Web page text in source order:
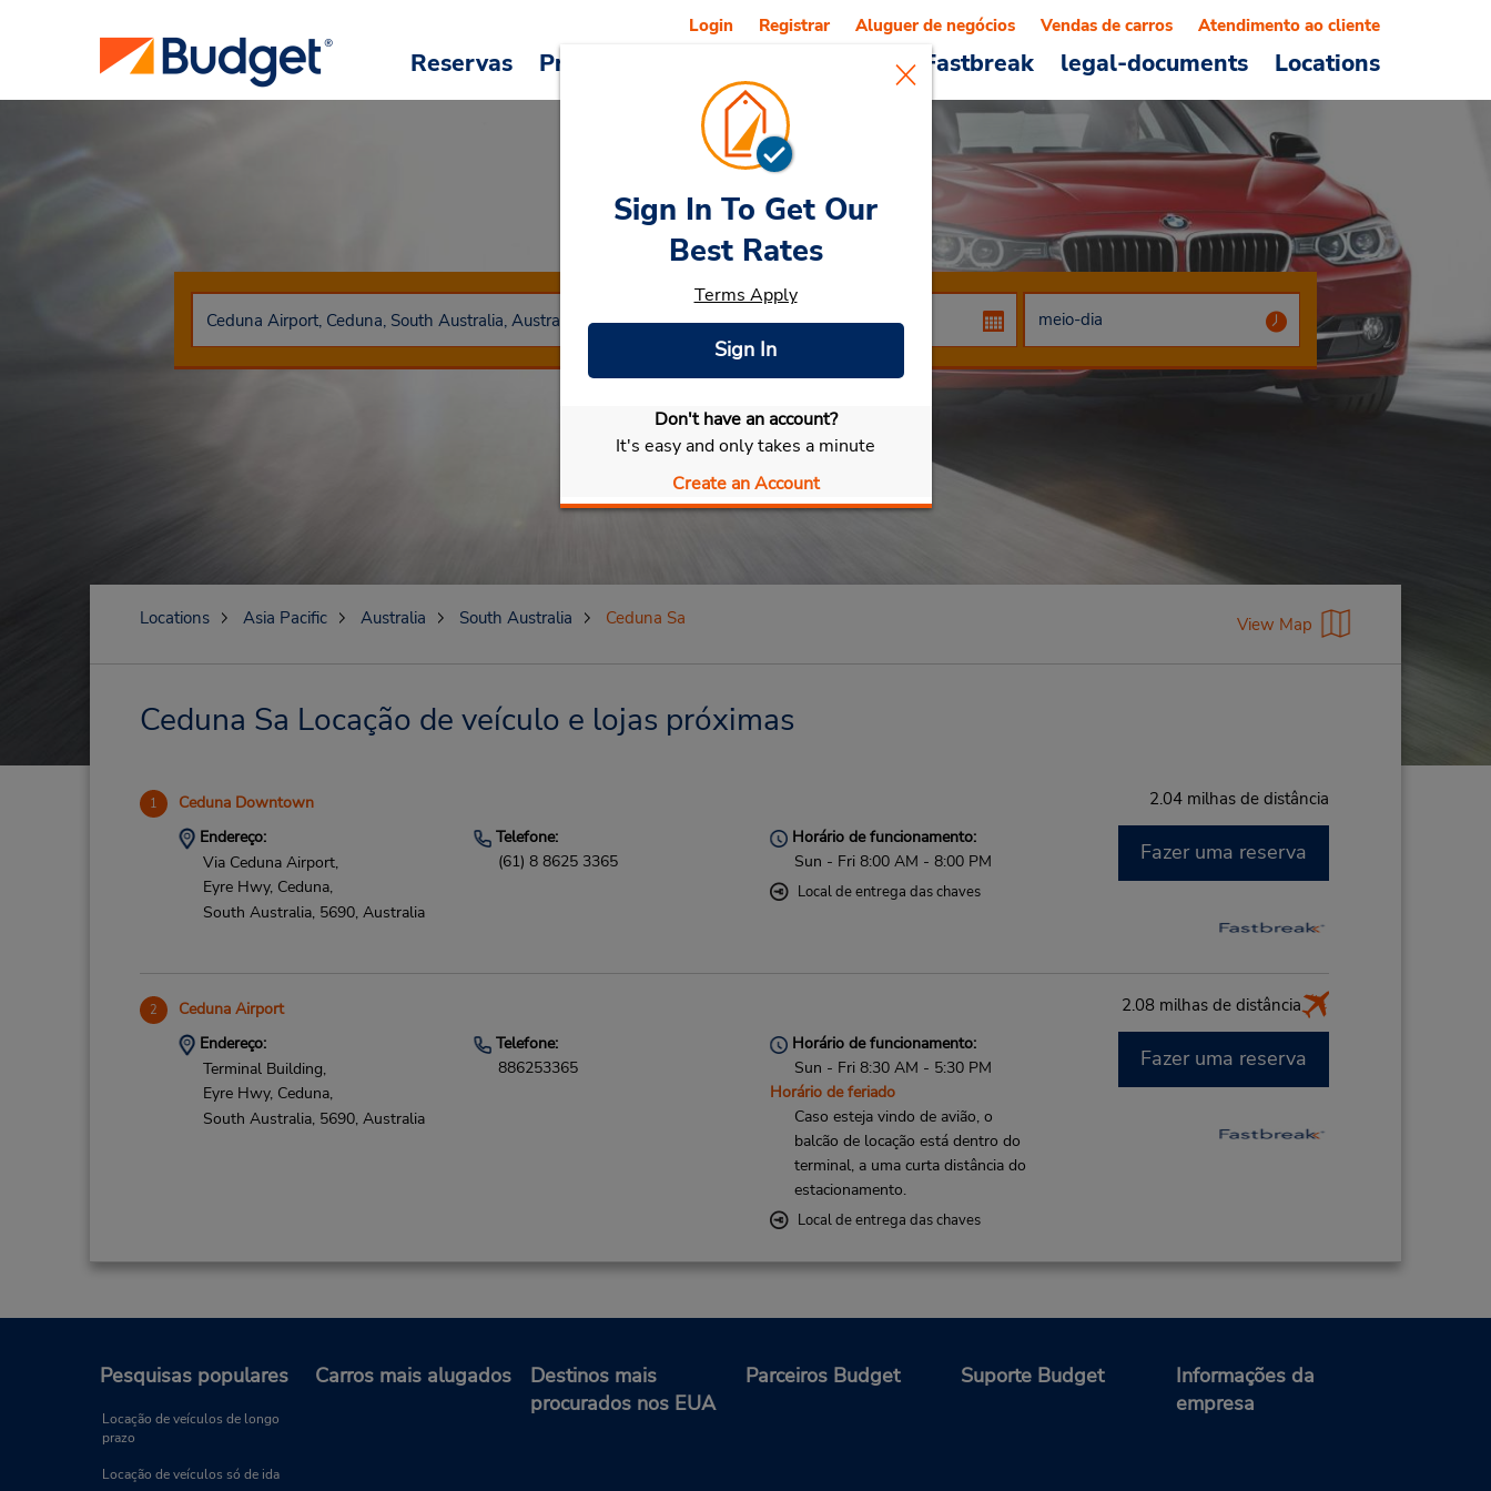
Reservas Promoções Veículos e serviços Fastbreak legal-documents Locations
Login Registrar Aluguer de negócios Vendas de carros Atendimento ao cliente
Car RentalCeduna
Selecionar meu carro
Sign In To Get Our
Best Rates
Terms Apply
Sign In
Don't have an account?
It's easy and only takes a minute
Create an Account
Locations Asia Pacific Australia South Australia Ceduna Sa View Map
Ceduna Sa Locação de veículo e lojas próximas
1 Ceduna Downtown 2.04 milhas de distância
Endereço:
Via Ceduna Airport,
Eyre Hwy, Ceduna,
South Australia, 5690, Australia
Telefone:
(61) 8 8625 3365
Horário de funcionamento:
Sun - Fri 8:00 AM - 8:00 PM
Local de entrega das chaves
Fazer uma reserva
2 Ceduna Airport 2.08 milhas de distância
Endereço:
Terminal Building,
Eyre Hwy, Ceduna,
South Australia, 5690, Australia
Telefone:
886253365
Horário de funcionamento:
Sun - Fri 8:30 AM - 5:30 PM
Horário de feriado
Caso esteja vindo de avião, o
balcão de locação está dentro do
terminal, a uma curta distância do
estacionamento.
Local de entrega das chaves
Fazer uma reserva
Pesquisas populares
Locação de veículos de longo
prazo
Locação de veículos só de ida
Carros mais alugados
Destinos mais
procurados nos EUA
Parceiros Budget Suporte Budget
Informações da
empresa